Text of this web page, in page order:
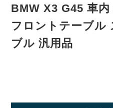
BMW X3 G45 車
フロントテーブル
ブル 汎用品